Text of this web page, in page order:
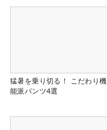
猛暑を乗り切る！ こだわり機
能派パンツ4選